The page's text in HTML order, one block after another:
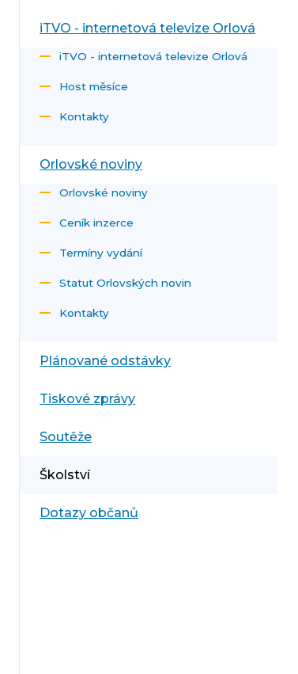
iTVO - internetová televize Orlová
iTVO - internetová televize Orlová
Host měsíce
Kontakty
Orlovské noviny
Orlovské noviny
Ceník inzerce
Termíny vydání
Statut Orlovských novin
Kontakty
Plánované odstávky
Tiskové zprávy
Soutěže
Školství
Dotazy občanů